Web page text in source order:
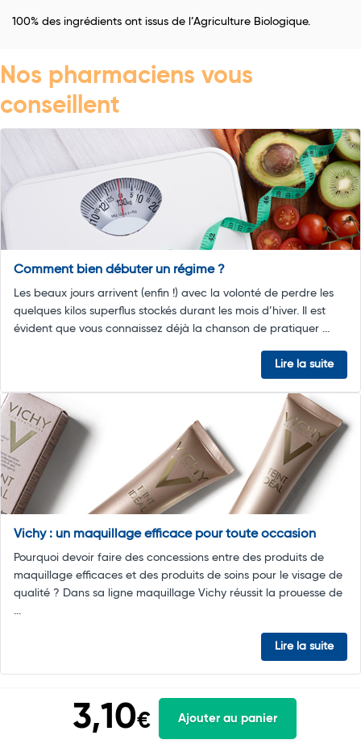
100% des ingrédients ont issus de l’Agriculture Biologique.
Nos pharmaciens vous
conseillent
Comment bien débuter un régime ?
Les beaux jours arrivent (enfin !) avec la volonté de perdre les
quelques kilos superflus stockés durant les mois d’hiver. Il est
évident que vous connaissez déjà la chanson de pratiquer ...
Lire la suite
Vichy : un maquillage efficace pour toute occasion
Pourquoi devoir faire des concessions entre des produits de
maquillage efficaces et des produits de soins pour le visage de
qualité ? Dans sa ligne maquillage Vichy réussit la prouesse de
...
Lire la suite
3,10€ Ajouter au panier